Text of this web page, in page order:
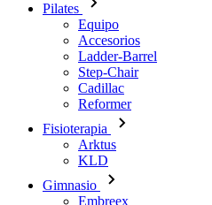
Pilates
Equipo
Accesorios
Ladder-Barrel
Step-Chair
Cadillac
Reformer
Fisioterapia
Arktus
KLD
Gimnasio
Embreex